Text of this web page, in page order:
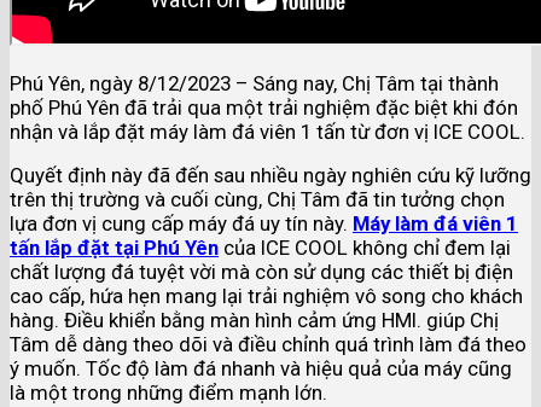
Phú Yên, ngày 8/12/2023 – Sáng nay, Chị Tâm tại thành
phố Phú Yên đã trải qua một trải nghiệm đặc biệt khi đón
nhận và lắp đặt máy làm đá viên 1 tấn từ đơn vị ICE COOL.
Quyết định này đã đến sau nhiều ngày nghiên cứu kỹ lưỡng
trên thị trường và cuối cùng, Chị Tâm đã tin tưởng chọn
lựa đơn vị cung cấp máy đá uy tín này. Máy làm đá viên 1
tấn lắp đặt tại Phú Yên của ICE COOL không chỉ đem lại
chất lượng đá tuyệt vời mà còn sử dụng các thiết bị điện
cao cấp, hứa hẹn mang lại trải nghiệm vô song cho khách
hàng. Điều khiển bằng màn hình cảm ứng HMI. giúp Chị
Tâm dễ dàng theo dõi và điều chỉnh quá trình làm đá theo
ý muốn. Tốc độ làm đá nhanh và hiệu quả của máy cũng
là một trong những điểm mạnh lớn.